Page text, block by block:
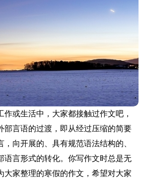
作或生活中，大家都接触过作文吧，
部言语的过渡，即从经过压缩的简要
，向开展的、具有规范语法结构的、
语言形式的转化。你写作文时总是无
大家整理的寒假的作文，希望对大家